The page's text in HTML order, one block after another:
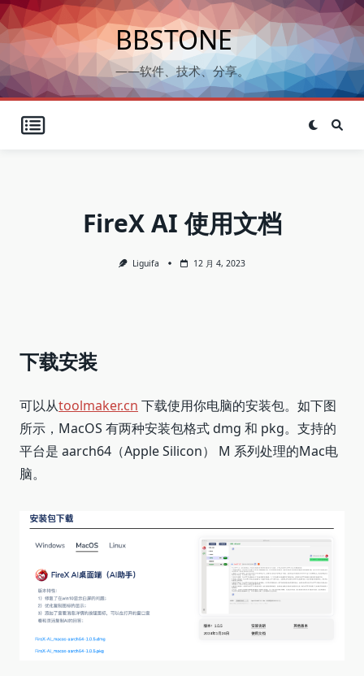
Skip
to
content
BBSTONE
——软件、技术、分享。
FireX AI 使用文档
Liguifa 12 月 4, 2023
下载安装
可以从toolmaker.cn 下载使用你电脑的安装包。如下图
所示，MacOS 有两种安装包格式 dmg 和 pkg。支持的
平台是 aarch64（Apple Silicon） M 系列处理的Mac电
脑。